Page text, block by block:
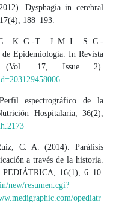
Dysphagia in cerebral
188–193.
. K. G.-T. . J. M. I. . S. C.-
Epidemiología. In Revista
(Vol. 17, Issue 2).
espectrográfico de la
Hospitalaria, 36(2),
C. A. (2014). Parálisis
a través de la historia.
PEDIÁTRICA, 16(1), 6–10.
new/resumen.cgi?
opediatr